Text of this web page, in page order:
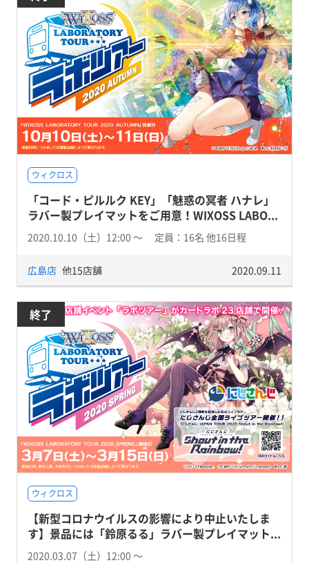
ウィクロス
「コード・ピルルク KEY」「魅惑の冥者 ハナレ」
ラバー製プレイマットをご用意！WIXOSS LABO...
2020.10.10（土）12:00 〜 定員：16名 他16日程
広島店 他15店舗 2020.09.11
終了
ウィクロス
【新型コロナウイルスの影響により中止いたしま
す】景品には「鈴原るる」ラバー製プレイマット...
2020.03.07（土）12:00 〜